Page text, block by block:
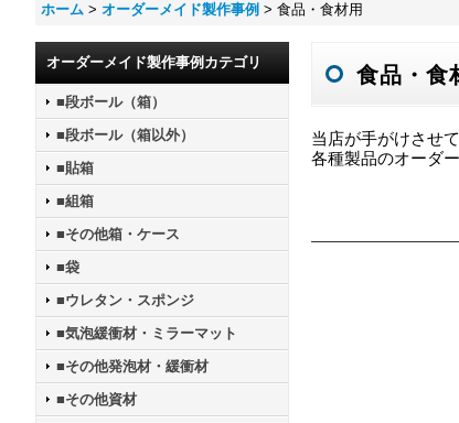
ホーム > オーダーメイド製作事例 > 食品・食材用
オーダーメイド製作事例カテゴリ
■段ボール（箱）
■段ボール（箱以外）
■貼箱
■組箱
■その他箱・ケース
■袋
■ウレタン・スポンジ
■気泡緩衝材・ミラーマット
■その他発泡材・緩衝材
■その他資材
食品・食
当店が手がけさせ
各種製品のオーダ